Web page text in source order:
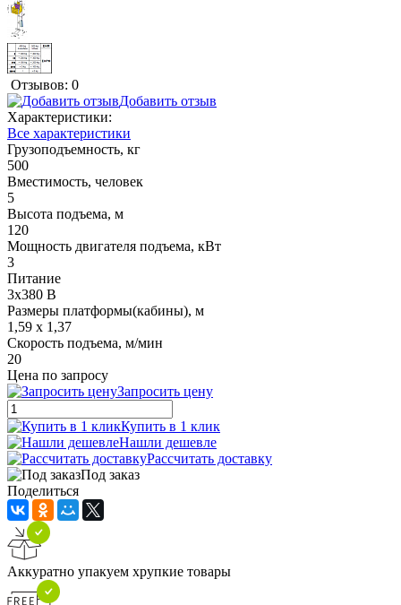
Отзывов: 0
Добавить отзыв
Характеристики:
Все характеристики
Грузоподъемность, кг
500
Вместимость, человек
5
Высота подъема, м
120
Мощность двигателя подъема, кВт
3
Питание
3x380 В
Размеры платформы(кабины), м
1,59 x 1,37
Скорость подъема, м/мин
20
Цена по запросу
Запросить цену
Купить в 1 клик
Нашли дешевле
Рассчитать доставку
Под заказ
Поделиться
Аккуратно упакуем хрупкие товары